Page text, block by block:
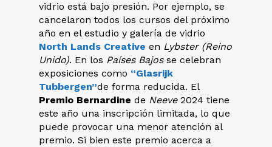
vidrio está bajo presión. Por ejemplo, se
cancelaron todos los cursos del próximo
año en el estudio y galería de vidrio
North Lands Creative en Lybster (Reino
Unido). En los Países Bajosse celebran
exposiciones como “Glasrijk
Tubbergen”de forma reducida. El
Premio Bernardine de Neeve2024 tiene
este año una inscripción limitada, lo que
puede provocar una menor atención al
premio. Si bien este premio acerca a